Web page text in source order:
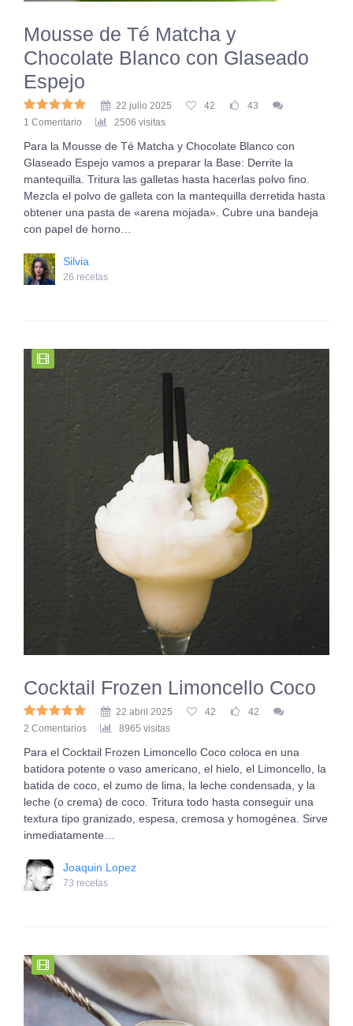
Mousse de Té Matcha y
Chocolate Blanco con Glaseado
Espejo
22 julio 2025 42
43
1 Comentario
2506 visitas
Para la Mousse de Té Matcha y Chocolate Blanco con
Glaseado Espejo vamos a preparar la Base: Derrite la
mantequilla. Tritura las galletas hasta hacerlas polvo fino.
Mezcla el polvo de galleta con la mantequilla derretida hasta
obtener una pasta de «arena mojada». Cubre una bandeja
con papel de horno…
Silvia
26 recetas
Cocktail Frozen Limoncello Coco
22 abril 2025 42
42
2 Comentarios
8965 visitas
Para el Cocktail Frozen Limoncello Coco coloca en una
batidora potente o vaso americano, el hielo, el Limoncello, la
batida de coco, el zumo de lima, la leche condensada, y la
leche (o crema) de coco. Tritura todo hasta conseguir una
textura tipo granizado, espesa, cremosa y homogénea. Sirve
inmediatamente…
Joaquin Lopez
73 recetas